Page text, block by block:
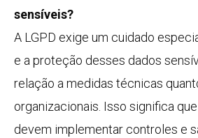
sensíveis?
A LGPD exige um cuidado
e a proteção desses dados
relação a medidas técnicas
organizacionais. Isso significa
devem implementar controles e